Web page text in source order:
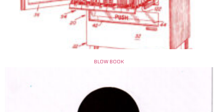
BLOW BOOK